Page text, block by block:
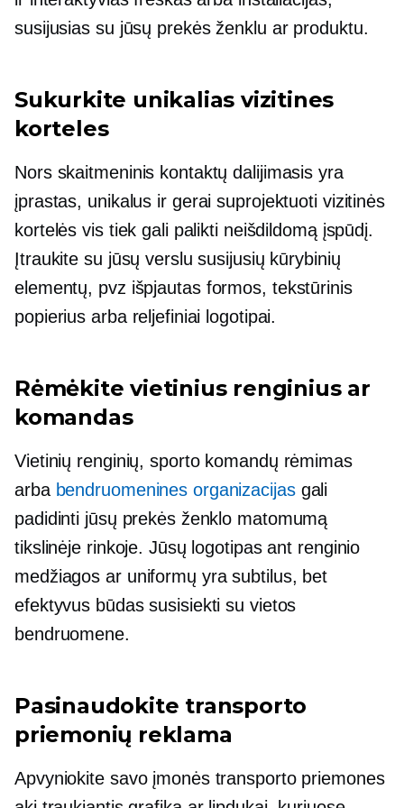
susijusias su jūsų prekės ženklu ar produktu.
Sukurkite unikalias vizitines
korteles
Nors skaitmeninis kontaktų dalijimasis yra
įprastas, unikalus ir gerai suprojektuotivizitinės
kortelės vis tiek gali palikti neišdildomą įspūdį.
Įtraukite su jūsų verslu susijusių kūrybinių
elementų, pvz išpjautasformos, tekstūrinis
popierius arba reljefiniai logotipai.
Rėmėkite vietinius renginius ar
komandas
Vietinių renginių, sporto komandų rėmimas
arba bendruomenines organizacijasgali
padidinti jūsų prekės ženklo matomumą
tikslinėje rinkoje. Jūsų logotipas ant renginio
medžiagos ar uniformų yra subtilus, bet
efektyvus būdas susisiekti su vietos
bendruomene.
Pasinaudokite transporto
priemonių reklama
Apvyniokite savo įmonės transporto priemones